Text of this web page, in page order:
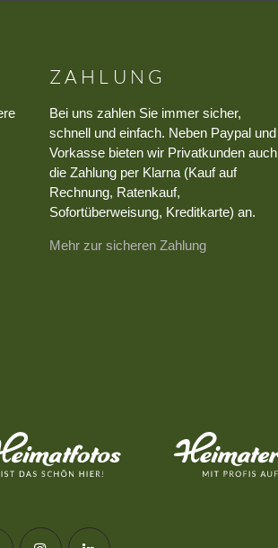
ZAHLUNG
Bei uns zahlen Sie immer sicher,
schnell und einfach. Neben Paypal und
Vorkasse bieten wir Privatkunden auch
die Zahlung per Klarna (Kauf auf
Rechnung, Ratenkauf,
Sofortüberweisung, Kreditkarte) an.
Mehr zur sicheren Zahlung